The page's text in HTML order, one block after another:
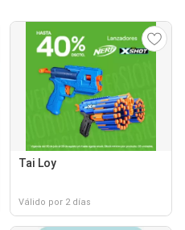
Tai Loy
Válido por 2 días